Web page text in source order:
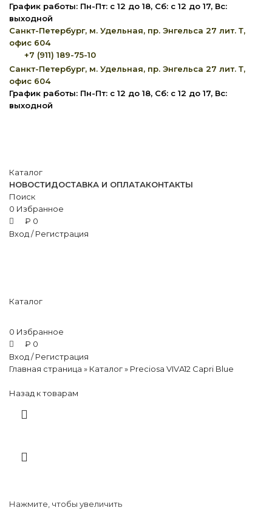
График работы: Пн-Пт: с 12 до 18, Сб: с 12 до 17, Вс:
выходной
Санкт-Петербург, м. Удельная, пр. Энгельса 27 лит. Т,
офис 604
+7 (911) 189-75-10
Санкт-Петербург, м. Удельная, пр. Энгельса 27 лит. Т,
офис 604
График работы: Пн-Пт: с 12 до 18, Сб: с 12 до 17, Вс:
выходной
Каталог
НОВОСТИДОСТАВКА И ОПЛАТАКОНТАКТЫ
Поиск
0 Избранное
₽ 0
Вход / Регистрация
Каталог
0 Избранное
₽ 0
Вход / Регистрация
Главная страница » Каталог» Preciosa VIVA12 Capri Blue
Назад к товарам
Нажмите, чтобы увеличить